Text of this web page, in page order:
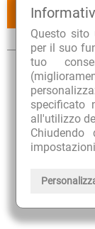
Questo
per il suo
tuo
specificato
all'utilizzo
AGGIUNGI
AL CESTINO